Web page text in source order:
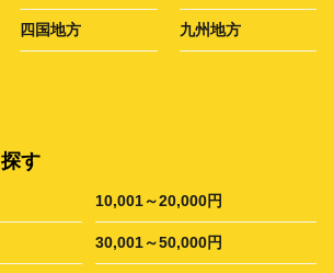
四国地方 九州地方
す
10,001～20,000円
30,001～50,000円